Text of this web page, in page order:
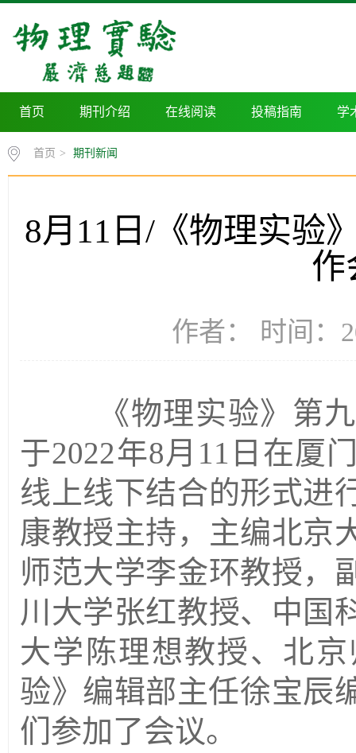
首页 期刊介绍 在线阅读 投稿指南 学
首页 > 期刊新闻
8月11日/《物理实验
作
作者： 时间：
《物理实验》第
于2022年8月 11 日 在厦
线上线下结合的形式进
康教授主持，主编北京
师范大学李金环教授，
川大学张红教授、中国
大学陈理想教授、北
验》编辑部主任徐宝辰
们 参加了会议。